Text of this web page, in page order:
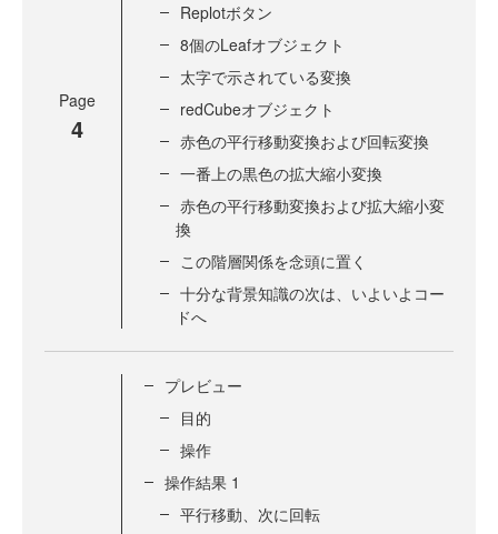
Page
4
Replotボタン
8個のLeafオブジェクト
太字で示されている変換
redCubeオブジェクト
赤色の平行移動変換および回転変換
一番上の黒色の拡大縮小変換
赤色の平行移動変換および拡大縮小変
換
この階層関係を念頭に置く
十分な背景知識の次は、いよいよコー
ドへ
プレビュー
目的
操作
操作結果 1
平行移動、次に回転